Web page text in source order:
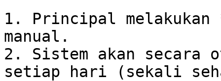
1. Principal
manual.
2. Sistem akan secara
setiap hari (sekali